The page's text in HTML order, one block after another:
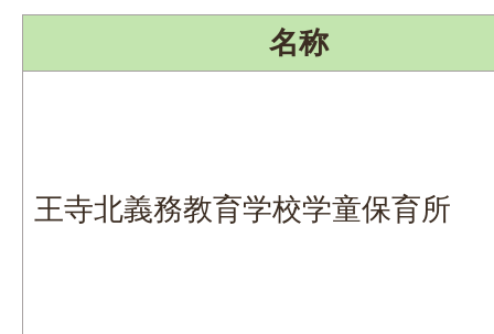
名称
王寺北義務教育学校学童保育所